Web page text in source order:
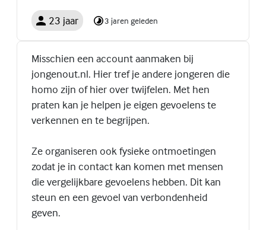
23 jaar 3 jaren geleden
Misschien een account aanmaken bij
jongenout.nl. Hier tref je andere jongeren die
homo zijn of hier over twijfelen. Met hen
praten kan je helpen je eigen gevoelens te
verkennen en te begrijpen.
Ze organiseren ook fysieke ontmoetingen
zodat je in contact kan komen met mensen
die vergelijkbare gevoelens hebben. Dit kan
steun en een gevoel van verbondenheid
geven.